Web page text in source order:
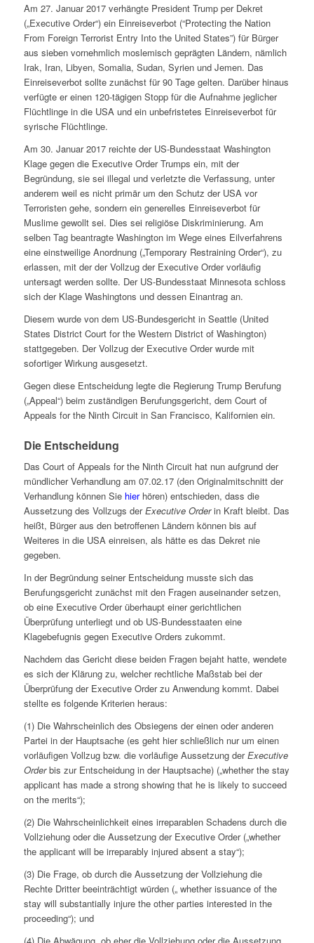
Am 27. Januar 2017 verhängte President Trump per Dekret
(„Executive Order“) ein Einreiseverbot (“Protecting the Nation
From Foreign Terrorist Entry Into the United States”) für Bürger
aus sieben vornehmlich moslemisch geprägten Ländern, nämlich
Irak, Iran, Libyen, Somalia, Sudan, Syrien und Jemen. Das
Einreiseverbot sollte zunächst für 90 Tage gelten. Darüber hinaus
verfügte er einen 120-tägigen Stopp für die Aufnahme jeglicher
Flüchtlinge in die USA und ein unbefristetes Einreiseverbot für
syrische Flüchtlinge.
Am 30. Januar 2017 reichte der US-Bundesstaat Washington
Klage gegen die Executive OrderTrumps ein, mit der
Begründung, sie sei illegal und verletzte die Verfassung, unter
anderem weil es nicht primär um den Schutz der USA vor
Terroristen gehe, sondern ein generelles Einreiseverbot für
Muslime gewollt sei. Dies sei religiöse Diskriminierung. Am
selben Tag beantragte Washington im Wege eines Eilverfahrens
eine einstweilige Anordnung („Temporary Restraining Order“), zu
erlassen, mit der der Vollzug der Executive Ordervorläufig
untersagt werden sollte. Der US-Bundesstaat Minnesota schloss
sich der Klage Washingtons und dessen Einantrag an.
Diesem wurde von dem US-Bundesgericht in Seattle (United
States District Court for the Western District of Washington)
stattgegeben. Der Vollzug der Executive Order wurde mit
sofortiger Wirkung ausgesetzt.
Gegen diese Entscheidung legte die Regierung Trump Berufung
(„Appeal“) beim zuständigen Berufungsgericht, dem Court of
Appeals for the Ninth Circuit in San Francisco, Kalifornien ein.
Die Entscheidung
Das Court of Appeals for the Ninth Circuit hat nun aufgrund der
mündlicher Verhandlung am 07.02.17 (den Originalmitschnitt der
Verhandlung können Sie hierhören) entschieden, dass die
Aussetzung des Vollzugs derExecutive Orderin Kraft bleibt. Das
heißt, Bürger aus den betroffenen Ländern können bis auf
Weiteres in die USA einreisen, als hätte es das Dekret nie
gegeben.
In der Begründung seiner Entscheidung musste sich das
Berufungsgericht zunächst mit den Fragen auseinander setzen,
ob eine Executive Orderüberhaupt einer gerichtlichen
Überprüfung unterliegt und ob US-Bundesstaaten eine
Klagebefugnis gegen Executive Orders zukommt.
Nachdem das Gericht diese beiden Fragen bejaht hatte, wendete
es sich der Klärung zu, welcher rechtliche Maßstab bei der
Überprüfung der Executive Orderzu Anwendung kommt. Dabei
stellte es folgende Kriterien heraus:
(1) Die Wahrscheinlich des Obsiegens der einen oder anderen
Partei in der Hauptsache (es geht hier schließlich nur um einen
vorläufigen Vollzug bzw. die vorläufige Aussetzung derExecutive
Orderbis zur Entscheidung in der Hauptsache) („whether the stay
applicant has made a strong showing that he is likely to succeed
on the merits“);
(2) Die Wahrscheinlichkeit eines irreparablen Schadens durch die
Vollziehung oder die Aussetzung der Executive Order(„whether
the applicant will be irreparably injured absent a stay“);
(3) Die Frage, ob durch die Aussetzung der Vollziehung die
Rechte Dritter beeinträchtigt würden („ whether issuance of the
stay will substantially injure the other parties interested in the
proceeding“); und